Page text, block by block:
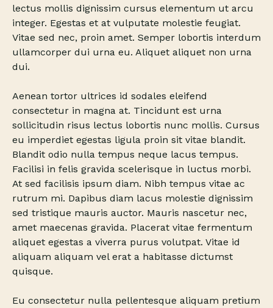
lectus mollis dignissim cursus elementum ut arcu
integer. Egestas et at vulputate molestie feugiat.
Vitae sed nec, proin amet. Semper lobortis interdum
ullamcorper dui urna eu. Aliquet aliquet non urna
dui.
Aenean tortor ultrices id sodales eleifend
consectetur in magna at. Tincidunt est urna
sollicitudin risus lectus lobortis nunc mollis. Cursus
eu imperdiet egestas ligula proin sit vitae blandit.
Blandit odio nulla tempus neque lacus tempus.
Facilisi in felis gravida scelerisque in luctus morbi.
At sed facilisis ipsum diam. Nibh tempus vitae ac
rutrum mi. Dapibus diam lacus molestie dignissim
sed tristique mauris auctor. Mauris nascetur nec,
amet maecenas gravida. Placerat vitae fermentum
aliquet egestas a viverra purus volutpat. Vitae id
aliquam aliquam vel erat a habitasse dictumst
quisque.
Eu consectetur nulla pellentesque aliquam pretium